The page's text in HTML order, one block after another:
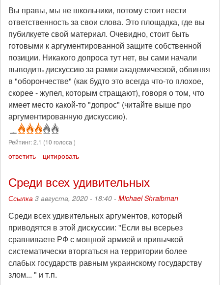
Вы правы, мы не школьники, потому стоит нести
ответственность за свои слова. Это площадка, где вы
пубилкуете свой материал. Очевидно, стоит быть
готовыми к аргументированной защите собственной
позиции. Никакого допроса тут нет, вы сами начали
выводить дискуссию за рамки академической, обвиняя
в "оборончестве" (как будто это всегда что-то плохое,
скорее - жупел, которым стращают), говоря о том, что
имеет место какой-то "допрос" (читайте выше про
аргументированную дискуссию).
Рейтинг:2.1 (10 голоса )
ответить цитировать
Среди всех удивительных
Ссылка 3 августа, 2020 - 18:40 - Michael Shraibman
Среди всех удивительных аргументов, который
приводятся в этой дискуссии: "Если вы всерьез
сравниваете РФ с мощной армией и привычкой
систематически вторгаться на территории более
слабых государств равным украинскому государству
злом... " и т.п.